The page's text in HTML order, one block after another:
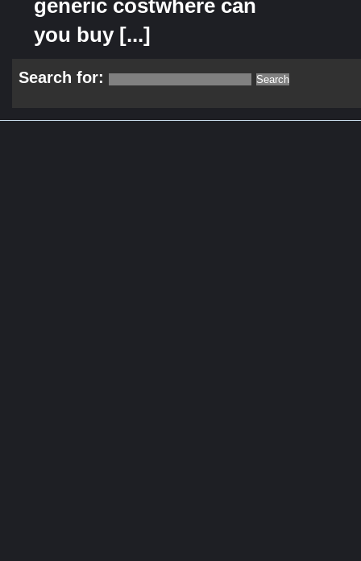
generic costwhere can
you buy [...]
Search for: